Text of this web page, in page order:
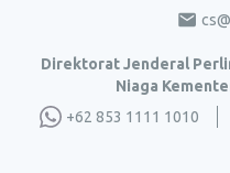
Direktorat Jenderal
Niaga
+62 853 1111 1010